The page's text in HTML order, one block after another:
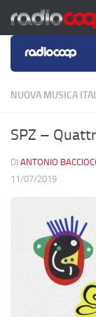
Salta al
NUOVA MUSICA
SPZ –
DI ANTONIO
11/07/2019